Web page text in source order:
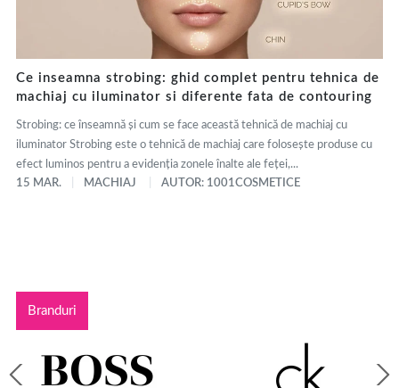
Ce inseamna strobing: ghid complet pentru tehnica de
machiaj cu iluminator si diferente fata de contouring
Strobing: ce înseamnă și cum se face această tehnică de machiaj cu
iluminator Strobing este o tehnică de machiaj care folosește produse cu
efect luminos pentru a evidenția zonele înalte ale feței,...
15 MAR.
MACHIAJ AUTOR: 1001COSMETICE
Branduri